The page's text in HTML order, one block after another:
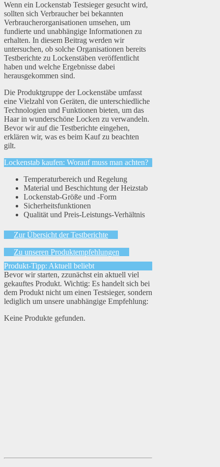
Wenn ein Lockenstab Testsieger gesucht wird,
sollten sich Verbraucher bei bekannten
Verbraucherorganisationen umsehen, um
fundierte und unabhängige Informationen zu
erhalten. In diesem Beitrag werden wir
untersuchen, ob solche Organisationen bereits
Testberichte zu Lockenstäben veröffentlicht
haben und welche Ergebnisse dabei
herausgekommen sind.
Die Produktgruppe der Lockenstäbe umfasst
eine Vielzahl von Geräten, die unterschiedliche
Technologien und Funktionen bieten, um das
Haar in wunderschöne Locken zu verwandeln.
Bevor wir auf die Testberichte eingehen,
erklären wir, was es beim Kauf zu beachten
gilt.
Lockenstab kaufen: Worauf muss man achten?
Temperaturbereich und Regelung
Material und Beschichtung der Heizstab
Lockenstab-Größe und -Form
Sicherheitsfunktionen
Qualität und Preis-Leistungs-Verhältnis
Zur Übersicht der Testberichte
Zu unseren Produktempfehlungen
Produkt-Tipp: Aktuell beliebt
Bevor wir starten, zzunächst ein aktuell viel
gekauftes Produkt. Wichtig: Es handelt sich bei
dem Produkt nicht um einen Testsieger, sondern
lediglich um unsere unabhängige Empfehlung:
Keine Produkte gefunden.